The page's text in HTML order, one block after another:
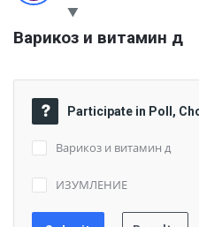
Варикоз и витамин д
Participate in Poll,
Варикоз и витамин д
ИЗУМЛЕНИЕ